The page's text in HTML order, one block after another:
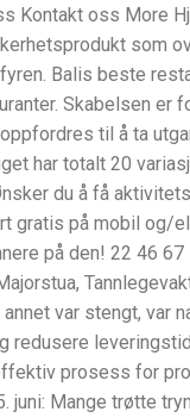
Kontakt oss More
som
Balis beste
Skabelsen er
til å ta
har totalt 20
du å få
gratis på mobil og/
på den! 22 46 67
var stengt, var
redusere
prosess for
juni: Mange trøtte